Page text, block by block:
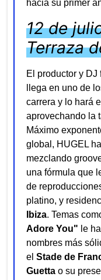
hacia su primer
12 de
Terraza
El productor y
llega en uno de
carrera y lo hará
aprovechando la
Máximo
global, HUGEL
mezclando
una fórmula que
de
platino, y
Ibiza. Temas
Adore You" le
nombres más
el Stade de
Guetta o su